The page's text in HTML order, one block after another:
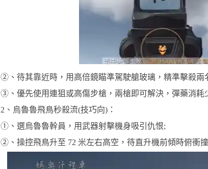
②、待其靠近時，用高倍鏡瞄準駕駛艙玻璃，精準擊殺兩
③、優先使用連狙或高傷步槍，兩槍即可解決，彈藥消耗
2、烏魯魯飛鳥秒殺流(技巧向)：
①、選烏魯魯幹員，用武器射擊機身吸引仇恨;
②、操控飛鳥升至 72 米左右高空，待直升機前傾時俯衝